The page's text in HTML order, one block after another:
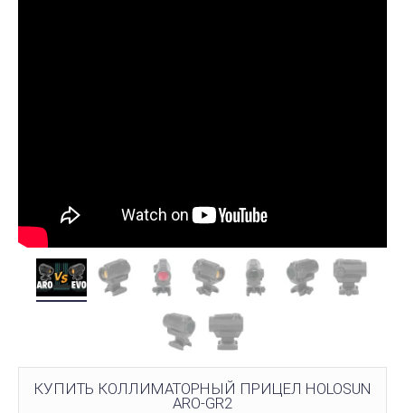
КУПИТЬ КОЛЛИМАТОРНЫЙ ПРИЦЕЛ HOLOSUN
ARO-GR2